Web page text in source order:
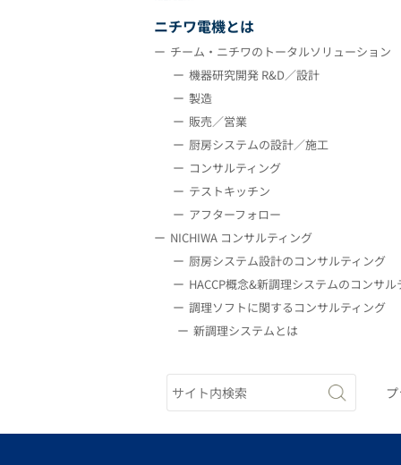
ニチワ電機とは
チーム・ニチワのトータルソリューション
機器研究開発 R&D／設計
製造
販売／営業
厨房システムの設計／施工
コンサルティング
テストキッチン
アフターフォロー
NICHIWA コンサルティング
厨房システム設計のコンサルティング
HACCP概念&新調理システムのコンサル
調理ソフトに関するコンサルティング
新調理システムとは